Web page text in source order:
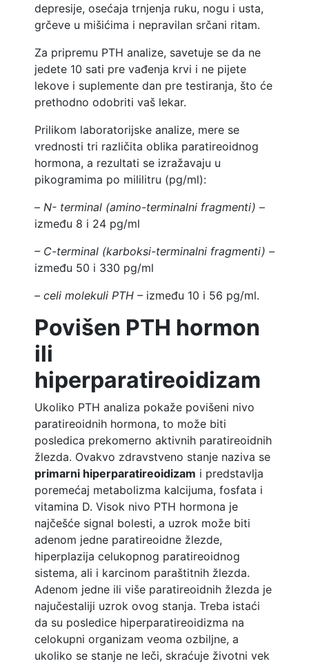
depresije, osećaja trnjenja ruku, nogu i usta,
grčeve u mišićima i nepravilan srčani ritam.
Za pripremu PTH analize, savetuje se da ne
jedete 10 sati pre vađenja krvi i ne pijete
lekove i suplemente dan pre testiranja, što će
prethodno odobriti vaš lekar.
Prilikom laboratorijske analize, mere se
vrednosti tri različita oblika paratireoidnog
hormona, a rezultati se izražavaju u
pikogramima po mililitru (pg/ml):
– N- terminal (amino-terminalni fragmenti) –
između 8 i 24 pg/ml
– C-terminal (karboksi-terminalni fragmenti) –
između 50 i 330 pg/ml
– celi molekuli PTH – između 10 i 56 pg/ml.
Povišen PTH hormon
ili
hiperparatireoidizam
Ukoliko PTH analiza pokaže povišeni nivo
paratireoidnih hormona, to može biti
posledica prekomerno aktivnih paratireoidnih
žlezda. Ovakvo zdravstveno stanje naziva se
primarni hiperparatireoidizam i predstavlja
poremećaj metabolizma kalcijuma, fosfata i
vitamina D. Visok nivo PTH hormona je
najčešće signal bolesti, a uzrok može biti
adenom jedne paratireoidne žlezde,
hiperplazija celukopnog paratireoidnog
sistema, ali i karcinom paraštitnih žlezda.
Adenom jedne ili više paratireoidnih žlezda je
najučestaliji uzrok ovog stanja. Treba istaći
da su posledice hiperparatireoidizma na
celokupni organizam veoma ozbiljne, a
ukoliko se stanje ne leči, skraćuje životni vek